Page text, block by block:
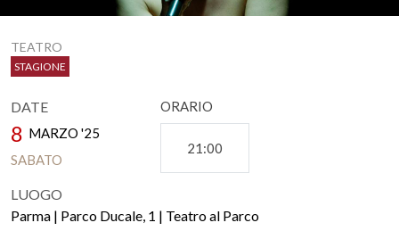
TEATRO
STAGIONE
DATE
8 MARZO '25
SABATO
ORARIO
21:00
LUOGO
Parma | Parco Ducale, 1 | Teatro al Parco